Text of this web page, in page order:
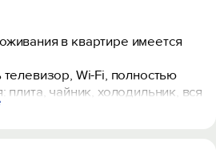
в квартире имеется
Wi-Fi, полностью
плита, чайник, холодильник, вся
принадлежности. Стиральная